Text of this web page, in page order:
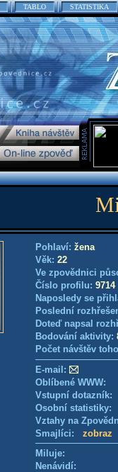
TABLO STATISTIKA
Pohlaví: žena
Věk: 22
Ve zpovědnici
Číslo profilu: 9714
Naposledy se
Poslední
Doteď napsal
Bodování aktivity:
Počet návštěv
E-mail:
Oblíbené WWW:
Vstupní
Osobní
Vztahy na
Smajlíci: zobraz
Miluje:
Nenávidí: